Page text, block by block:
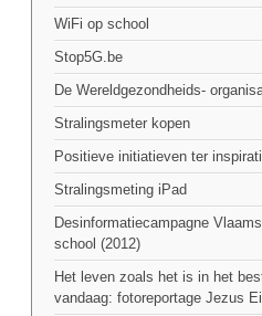
WiFi op school
Stop5G.be
De Wereldgezondheids-
Stralingsmeter kopen
Positieve initiatieven ter
Stralingsmeting iPad
Desinformatiecampagne
school (2012)
Het leven zoals het is in het
vandaag: fotoreportage Jezus